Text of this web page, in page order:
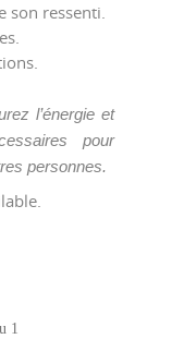
son ressenti.
l’énergie et
pour
personnes.
1